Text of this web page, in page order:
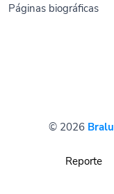
Páginas biográficas
© 2026 Bralu
Reporte